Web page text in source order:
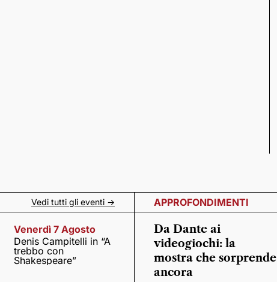
Vedi tutti gli eventi ->
Venerdì 7 Agosto
Denis Campitelli in “A
trebbo con
Shakespeare”
APPROFONDIMENTI
Da Dante ai
videogiochi: la
mostra che sorprende
ancora